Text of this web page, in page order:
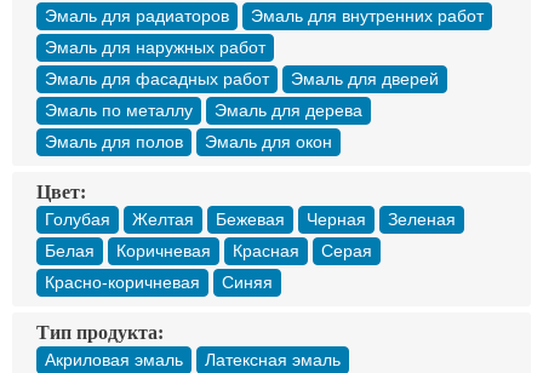
Эмаль для радиаторов
Эмаль для внутренних работ
Эмаль для наружных работ
Эмаль для фасадных работ
Эмаль для дверей
Эмаль по металлу
Эмаль для дерева
Эмаль для полов
Эмаль для окон
Цвет:
Голубая Желтая Бежевая Черная
Зеленая
Белая
Коричневая Красная
Серая
Красно-коричневая
Синяя
Тип продукта:
Акриловая эмаль
Латексная эмаль